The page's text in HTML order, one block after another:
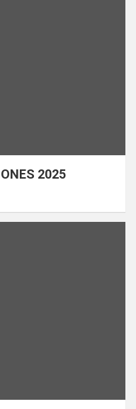
2025